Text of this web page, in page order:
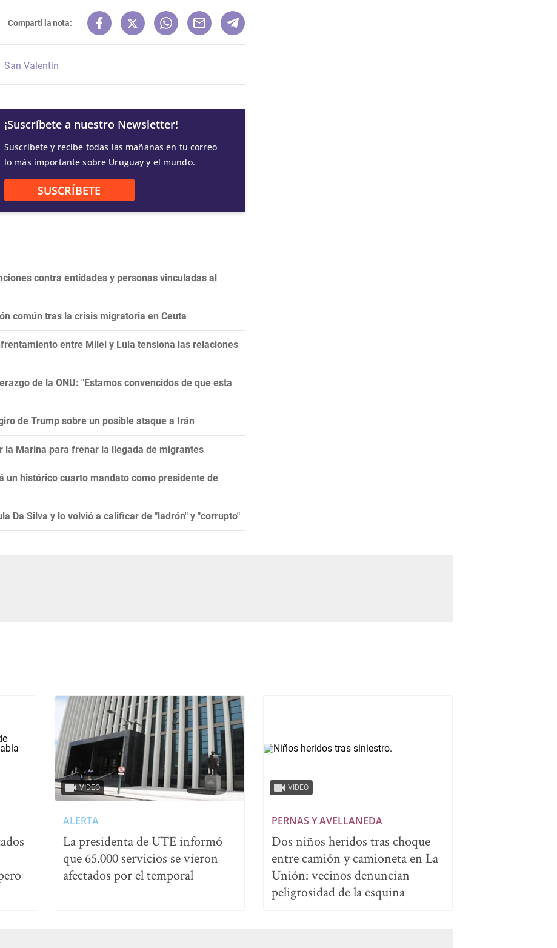
Compartí la nota:
San Valentín
¡Suscríbete a nuestro Newsletter!
Suscríbete y recibe todas las mañanas en tu correo
lo más importante sobre Uruguay y el mundo.
SUSCRÍBETE
contra entidades y personas vinculadas al
común tras la crisis migratoria en Ceuta
entre Milei y Lula tensiona las relaciones
de la ONU: "Estamos convencidos de que esta
de Trump sobre un posible ataque a Irán
la Marina para frenar la llegada de migrantes
un histórico cuarto mandato como presidente de
Da Silva y lo volvió a calificar de "ladrón" y "corrupto"
VIDEO
ALERTA
La presidenta de UTE informó
que 65.000 servicios se vieron
afectados por el temporal
VIDEO
PERNAS Y AVELLANEDA
Dos niños heridos tras choque
entre camión y camioneta en La
Unión: vecinos denuncian
peligrosidad de la esquina